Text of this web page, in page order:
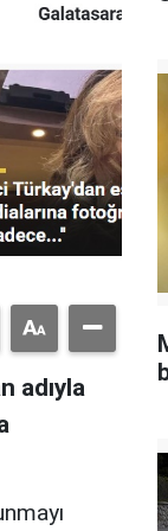
adıyla